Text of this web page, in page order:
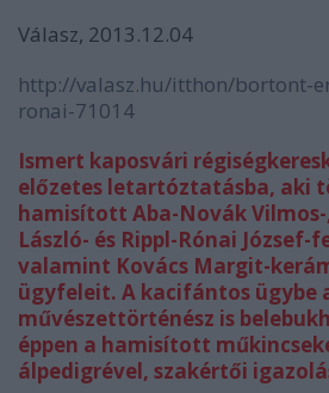
Válasz, 2013.12.04
http://valasz.hu/itthon/bortont-
ronai-71014
Ismert kaposvári
előzetes letartóztatásba, aki
hamisított Aba-Novák
László- és Rippl-Rónai József-
valamint Kovács Margit-
ügyfeleit. A kacifántos ügybe
művészettörténész is
éppen a hamisított
álpedigrével, szakértői